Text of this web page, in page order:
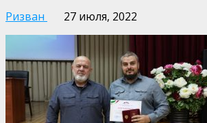
Ризван 27 июля, 2022